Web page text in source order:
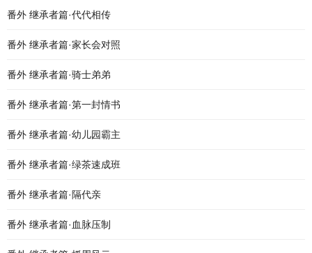
番外 继承者篇·代代相传
番外 继承者篇·家长会对照
番外 继承者篇·骑士弟弟
番外 继承者篇·第一封情书
番外 继承者篇·幼儿园霸主
番外 继承者篇·绿茶速成班
番外 继承者篇·隔代亲
番外 继承者篇·血脉压制